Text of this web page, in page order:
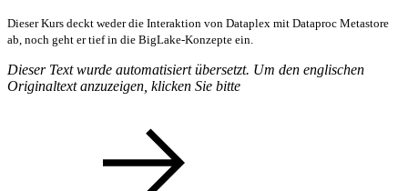
Dieser Kurs deckt weder die Interaktion von Dataplex mit Dataproc Metastore
ab, noch geht er tief in die BigLake-Konzepte ein.
Dieser Text wurde automatisiert übersetzt. Um den englischen
Originaltext anzuzeigen, klicken Sie bitte